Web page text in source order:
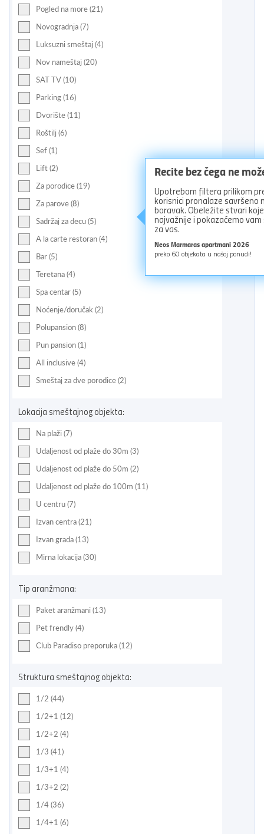
Recite bez čega ne
Upotrebom filtera prilikom
korisnici pronalaze savršeno
boravak. Obeležite stvari
najvažnije i pokazaćemo
za vas.
Neos Marmaras apartmani 2026
preko 60 objekata u našoj ponudi!
Pogled na more (21)
Novogradnja (7)
Luksuzni smeštaj (4)
Nov nameštaj (20)
SAT TV (10)
Parking (16)
Dvorište (11)
Roštilj (6)
Sef (1)
Lift (2)
Za porodice (19)
Za parove (8)
Sadržaj za decu (5)
A la carte restoran (4)
Bar (5)
Teretana (4)
Spa centar (5)
Noćenje/doručak (2)
Polupansion (8)
Pun pansion (1)
All inclusive (4)
Smeštaj za dve porodice (2)
Lokacija smeštajnog objekta:
Na plaži (7)
Udaljenost od plaže do 30m (3)
Udaljenost od plaže do 50m (2)
Udaljenost od plaže do 100m (11)
U centru (7)
Izvan centra (21)
Izvan grada (13)
Mirna lokacija (30)
Tip aranžmana:
Paket aranžmani (13)
Pet frendly (4)
Club Paradiso preporuka (12)
Struktura smeštajnog objekta:
1/2 (44)
1/2+1 (12)
1/2+2 (4)
1/3 (41)
1/3+1 (4)
1/3+2 (2)
1/4 (36)
1/4+1 (6)